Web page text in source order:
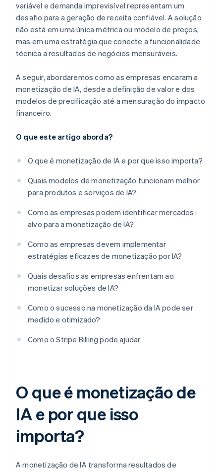
variável e demanda imprevisível representam um
desafio para a geração de receita confiável. A solução
não está em uma única métrica ou modelo de preços,
mas em uma estratégia que conecte a funcionalidade
técnica a resultados de negócios mensuráveis.
A seguir, abordaremos como as empresas encaram a
monetização de IA, desde a definição de valor e dos
modelos de precificação até a mensuração do impacto
financeiro.
O que este artigo aborda?
O que é monetização de IA e por que isso importa?
Quais modelos de monetização funcionam melhor
para produtos e serviços de IA?
Como as empresas podem identificar mercados-
alvo para a monetização de IA?
Como as empresas devem implementar
estratégias eficazes de monetização por IA?
Quais desafios as empresas enfrentam ao
monetizar soluções de IA?
Como o sucesso na monetização da IA pode ser
medido e otimizado?
Como o Stripe Billing pode ajudar
O que é monetização de
IA e por que isso
importa?
A monetização de IA transforma resultados de